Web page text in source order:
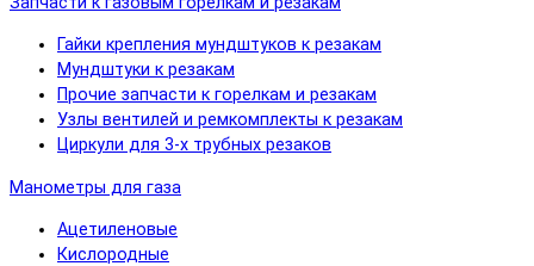
Гайки крепления мундштуков к резакам
Мундштуки к резакам
Прочие запчасти к горелкам и резакам
Узлы вентилей и ремкомплекты к резакам
Циркули для 3-х трубных резаков
Манометры для газа
Ацетиленовые
Кислородные